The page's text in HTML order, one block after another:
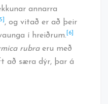
annarra
[5] , og vitað er að þeir
í hreiðrum. [6]
rubraeru með
að særa dýr, þar á